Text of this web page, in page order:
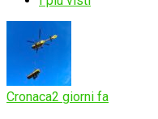
Cronaca2 giorni fa